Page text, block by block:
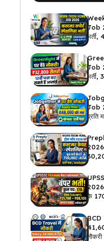
Job
Job
सकते हैं
Job
प्रति
अप्लाई
के